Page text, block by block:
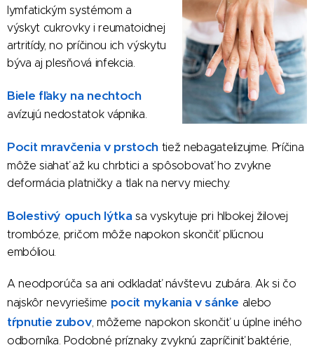
lymfatickým systémom a
výskyt cukrovky i reumatoidnej
artritídy, no príčinou ich výskytu
býva aj plesňová infekcia.
Biele fľaky na nechtoch
avízujú nedostatok vápnika.
Pocit mravčenia v prstoch tiež nebagatelizujme. Príčina
môže siahať až ku chrbtici a spôsobovať ho zvykne
deformácia platničky a tlak na nervy miechy.
Bolestivý opuch lýtkasa vyskytuje pri hlbokej žilovej
trombóze, pričom môže napokon skončiť pľúcnou
embóliou.
A neodporúča sa ani odkladať návštevu zubára. Ak si čo
najskôr nevyriešime pocit mykania v sánke alebo
tŕpnutie zubov, môžeme napokon skončiť u úplne iného
odborníka. Podobné príznaky zvyknú zapríčiniť baktérie,